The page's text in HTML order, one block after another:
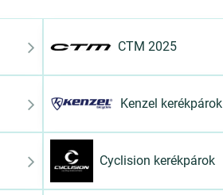
CTM 2025
Kenzel kerékpárok
Cyclision kerékpárok